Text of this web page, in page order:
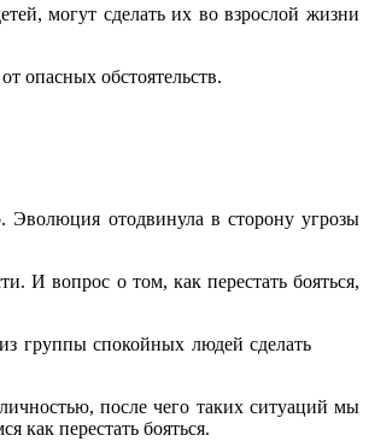
могут сделать их во взрослой жизни
опасных обстоятельств.
Эволюция отодвинула в сторону угрозы
И вопрос о том, как перестать бояться,
группы спокойных людей сделать
после чего таких ситуаций мы
как перестать бояться.